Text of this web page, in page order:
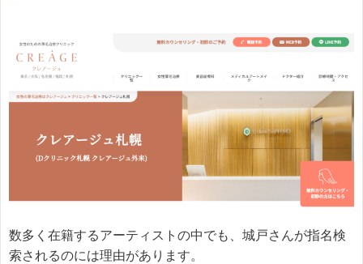
数多く在籍するアーティストの中でも、城戸さんが指名検
索されるのには理由があります。